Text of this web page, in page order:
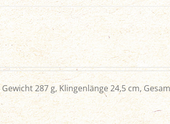
287 g, Klingenlänge 24,5 cm,